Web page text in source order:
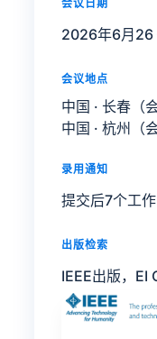
会议日期
2026年6月26
会议地点
中国 · 长春（
中国 · 杭州（
录用通知
提交后7个工作
出版检索
IEEE出版，